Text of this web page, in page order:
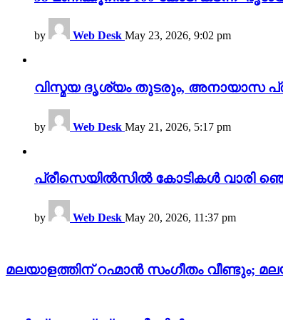
by Web Desk May 23, 2026, 9:02 pm
വിസ്മയ ദൃശ്യം തുടരും, അനായാസ
by Web Desk May 21, 2026, 5:17 pm
പ്രീസെയിൽസിൽ കോടികൾ വാരി
by Web Desk May 20, 2026, 11:37 pm
മലയാളത്തിന് റഹ്മാൻ സംഗീതം വീണ്ടും;